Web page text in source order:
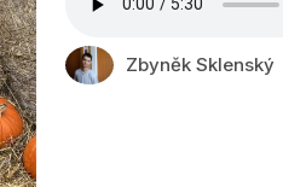
Zbyněk Sklenský